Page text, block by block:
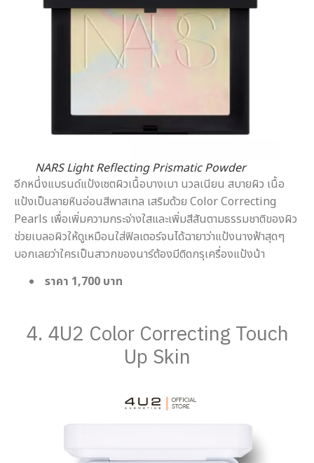
NARS Light Reflecting Prismatic Powder
อีกหนึ่งแบรนด์แป้งเซตผิวเนื้อบางเบา นวลเนียน สบายผิว เนื้อ
แป้งเป็นลายหินอ่อนสีพาสเทล เสริมด้วย Color Correcting
Pearls เพื่อเพิ่มความกระจ่างใสและเพิ่มสีสันตามธรรมชาติของผิว
ช่วยเบลอผิวให้ดูเหมือนใส่ฟิลเตอร์จนได้ฉายาว่าแป้งนางฟ้าสุดๆ
บอกเลยว่าใครเป็นสาวกของนาร์ต้องมีติดกรุเครื่องแป้งน้า
ราคา 1,700 บาท
4. 4U2 Color Correcting Touch
Up Skin